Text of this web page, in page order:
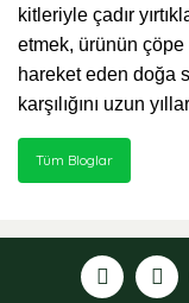
kitleriyle çadır
etmek, ürünün
hareket eden doğa
karşılığını uzun
Tüm Bloglar